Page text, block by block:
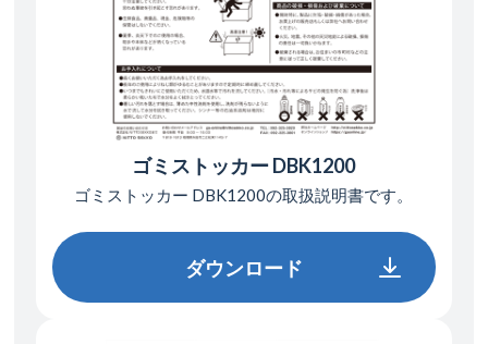
ゴミストッカー DBK1200
ゴミストッカー DBK1200の取扱説明書です。
ダウンロード
ダウンロード